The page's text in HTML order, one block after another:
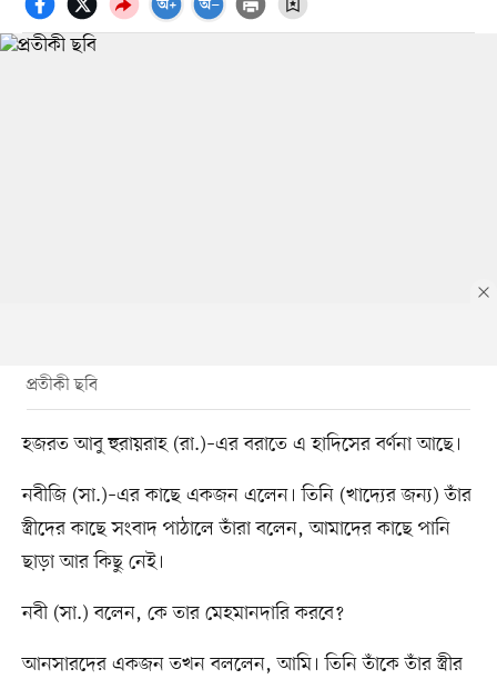
প্রতীকী ছবি
হজরত আবু হুরায়রাহ (রা.)–এর বরাতে এ হাদিসের বর্ণনা আছে।
নবীজি (সা.)–এর কাছে একজন এলেন। তিনি (খাদ্যের জন্য) তাঁর
স্ত্রীদের কাছে সংবাদ পাঠালে তাঁরা বলেন, আমাদের কাছে পানি
ছাড়া আর কিছু নেই।
নবী (সা.) বলেন, কে তার মেহমানদারি করবে?
আনসারদের একজন তখন বললেন, আমি। তিনি তাঁকে তাঁর স্ত্রীর